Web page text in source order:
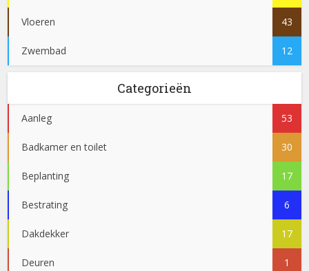
Vloeren 43
Zwembad 12
Categorieën
Aanleg 53
Badkamer en toilet 30
Beplanting 17
Bestrating 6
Dakdekker 17
Deuren 1